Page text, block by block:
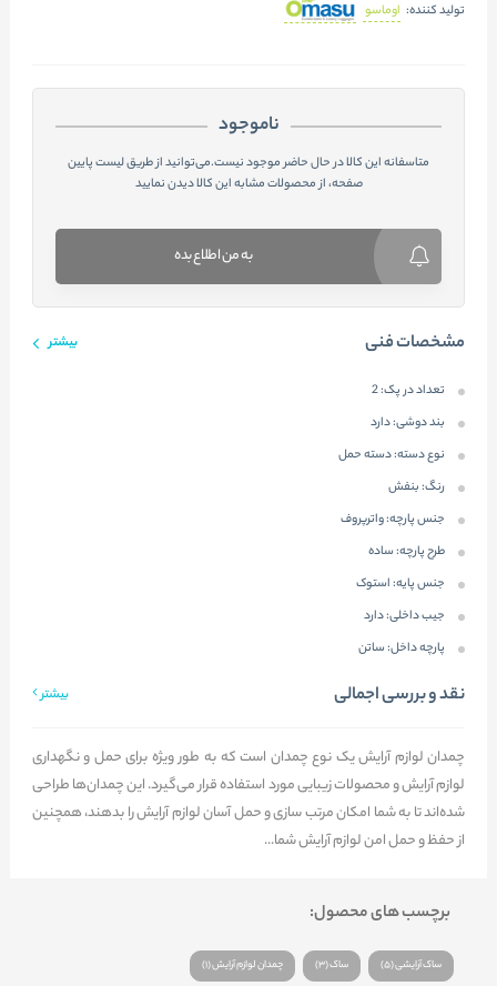
تولید کننده: اوماسو
ناموجود
متاسفانه این کالا در حال حاضر موجود نیست.می‌توانید از طریق لیست پایین
صفحه، از محصولات مشابه این کالا دیدن نمایید
به من اطلاع بده
مشخصات فنی بیشتر
تعداد در پک:2
بند دوشی:دارد
نوع دسته:دسته حمل
رنگ:بنفش
جنس پارچه:واترپروف
طرح پارچه:ساده
جنس پایه:استوک
جیب داخلی:دارد
پارچه داخل:ساتن
نقد و بررسی اجمالی بیشتر
چمدان لوازم آرایش یک نوع چمدان است که به طور ویژه برای حمل و نگهداری
لوازم آرایش و محصولات زیبایی مورد استفاده قرار می‌گیرد. این چمدان‌ها طراحی
شده‌اند تا به شما امکان مرتب سازی و حمل آسان لوازم آرایش را بدهند، همچنین
از حفظ و حمل امن لوازم آرایش شما...
برچسب های محصول:
ساک آرایشی (5) ساک (3) چمدان لوازم آرایش (1)